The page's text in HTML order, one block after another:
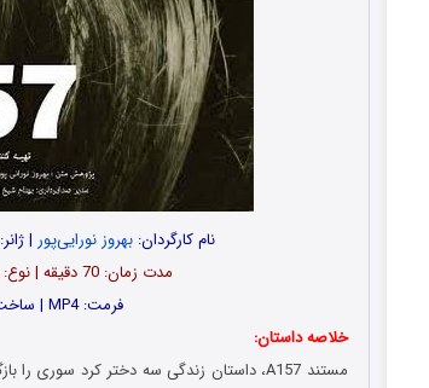
نام کارگردان: بهروز نورایی‌پور | ژانر:
مدت‌‌ زمان: 70 دقیقه | نوع: مستند | مخاطب: خانواده | کیفیت: BluRay
فرمت: MP4 | ساخت ایران | تهیه‌کننده: بهروز نورایی‌پور
خلاصه داستان: